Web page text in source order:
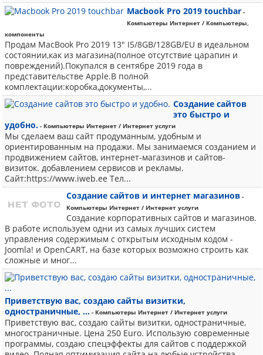
Macbook Pro 2019 touchbar -
Компьютеры Интернет / Компьютеры,
компоненты
Продам MacBook Pro 2019 13" I5/8GB/128GB/EU в идеальном
состоянии,как из магазина(полное отсутствие царапин и
повреждений).Покупался в сентябре 2019 года в
представительстве Apple.В полной
комплектации:коробка,документы,...
Создание сайтов
это быстро и
удобно. - Компьютеры Интернет / Интернет услуги
Мы сделаем ваш сайт продуманным, удобным и
ориентированным на продажи. Мы занимаемся созданием и
продвижением сайтов, интернет-магазинов и сайтов-
визиток. добавлением сервисов и рекламы.
Сайт:https://www.iweb.ee Tел...
Создание сайтов и интернет магазинов -
Компьютеры Интернет / Интернет услуги
Cоздание корпоративных сайтов и магазинов.
В работе используем одни из самых лучших систем
управления содержимым с открытым исходным кодом -
Joomla! и OpenCART, на базе которых возможно строить как
сложные и мног...
Приветствую вас, создаю сайты визитки,
одностраничные, ... - Компьютеры Интернет / Интернет услуги
Приветствую вас, создаю сайты визитки, одностраничные,
многостраничные. Цена 250 Euro. Использую современные
программы, создаю спецэффекты для сайтов с поддержкой